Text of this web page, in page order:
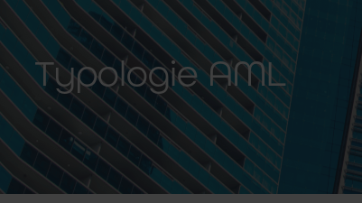
Typologie AML